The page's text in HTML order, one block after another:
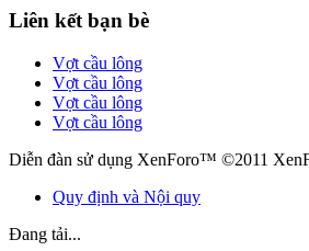
Liên kết bạn bè
Vợt cầu lông
Vợt cầu lông
Vợt cầu lông
Vợt cầu lông
Diễn đàn sử dụng XenForo™ ©2011
Quy định và Nội quy
Đang tải...